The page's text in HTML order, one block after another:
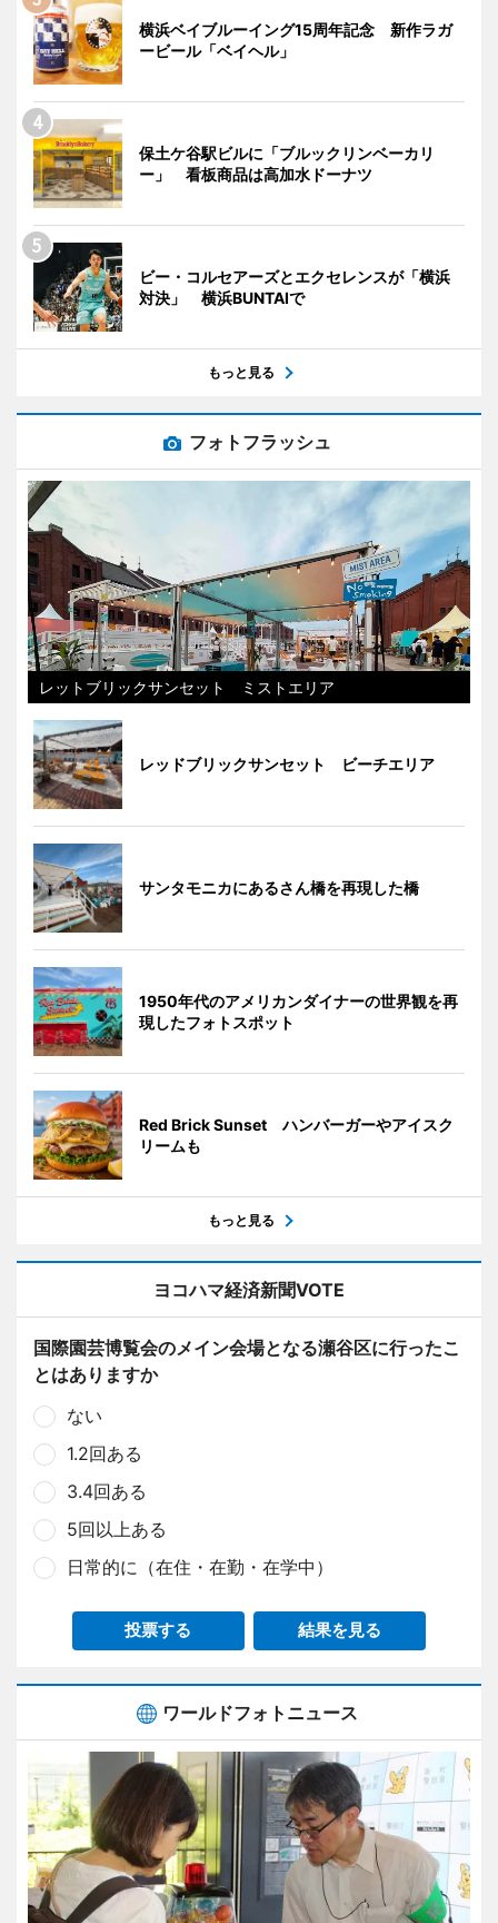
横浜ベイブルーイング15周年記念 新作ラガ
ービール「ベイヘル」
保土ケ谷駅ビルに「ブルックリンベーカリ
ー」 看板商品は高加水ドーナツ
ビー・コルセアーズとエクセレンスが「横浜
対決」 横浜BUNTAIで
もっと見る
フォトフラッシュ
レットブリックサンセット ミストエリア
レッドブリックサンセット ビーチエリア
サンタモニカにあるさん橋を再現した橋
1950年代のアメリカンダイナーの世界観を再
現したフォトスポット
Red Brick Sunset ハンバーガーやアイスク
リームも
もっと見る
ヨコハマ経済新聞VOTE
国際園芸博覧会のメイン会場となる瀬谷区に行ったこ
とはありますか
ない
1.2回ある
3.4回ある
5回以上ある
日常的に（在住・在勤・在学中）
投票する 結果を見る
ワールドフォトニュース